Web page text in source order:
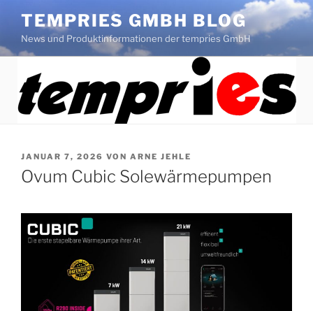
Inhalt
springen
TEMPRIES GMBH BLOG
News und Produktinformationen der tempries GmbH
VERÖFFENTLICHT
AM
JANUAR 7, 2026 VON ARNE JEHLE
Ovum Cubic Solewärmepumpen